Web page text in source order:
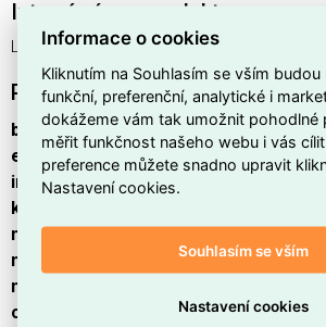
Interní název produktu
LED CLS R63 7W(60W) 806lm E27 WW
Podrobný popis produktu
barva světla: teplá bílá
energetická třída: E
index podání barev (CRI):
kompatibilita:
náhrada za žárovku:
napětí:
notifikace do mobilní aplikace:
ovládání hlasovými asistenty:ne
Informace o cookies
Kliknutím na Souhlasím se vším
funkční, preferenční, analytické i
dokážeme vám tak umožnit pohodlné
měřit funkčnost našeho webu i vás
preference můžete snadno upravit
Nastavení cookies.
Souhlasím se vším
Nastavení cookies